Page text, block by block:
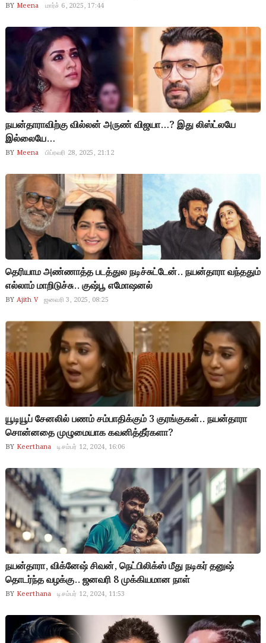
BY Meena மார்ச் 6, 2025, 17:44
நயன்தாராவிற்கு வில்லன் அருண் விஜயா…? இது லிஸ்ட்லயே
இல்லையே…
BY Meena பிப்ரவரி 28, 2025, 21:12
தெரியாம அண்ணாத்த படத்துல நடிச்சுட்டேன்.. நயன்தாரா வந்ததும்
எல்லாம் மாறிடுச்சு.. குஷ்பூ எமோஷனல்
BY Ajith V ஜனவரி 3, 2025, 08:25
யூடியூப் சேனலில் பணம் சம்பாதிக்கும் 3 குரங்குகள்.. நயன்தாரா
சொன்னதை முழுமையாக கவனித்தீர்களா?
BY Keerthana டிசம்பர் 12, 2024, 16:06
நயன்தாரா, விக்னேஷ் சிவன், நெட்பிலிக்ஸ் மீது நடிகர் தனுஷ்
தொடர்ந்த வழக்கு.. ஜனவரி 8 முக்கியமான நாள்
BY Keerthana டிசம்பர் 12, 2024, 11:53